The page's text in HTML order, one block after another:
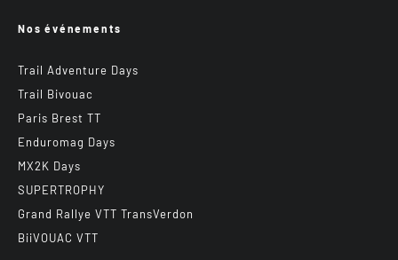
Nos événements
Trail Adventure Days
Trail Bivouac
Paris Brest TT
Enduromag Days
MX2K Days
SUPERTROPHY
Grand Rallye VTT TransVerdon
BiiVOUAC VTT